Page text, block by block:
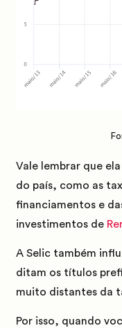
Vale lembrar que
do país, como as
financiamentos e
investimentos de
A Selic também
ditam os títulos
muito distantes da
Por isso, quando